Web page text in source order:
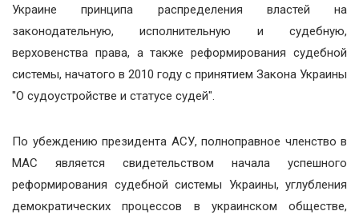
Украине принципа распределения властей на
законодательную, исполнительную и судебную,
верховенства права, а также реформирования судебной
системы, начатого в 2010 году с принятием Закона Украины
"О судоустройстве и статусе судей".
По убеждению президента АСУ, полноправное членство в
МАС является свидетельством начала успешного
реформирования судебной системы Украины, углубления
демократических процессов в украинском обществе,